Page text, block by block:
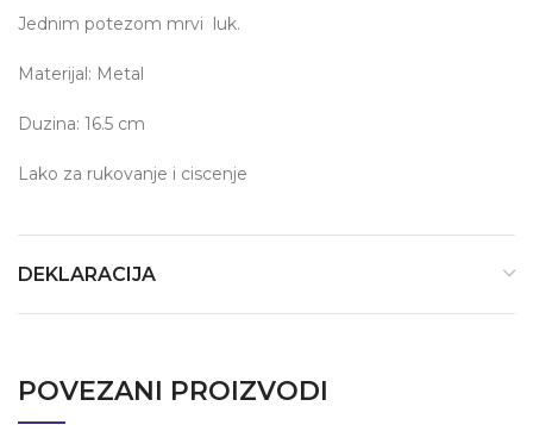
Jednim potezom mrvi luk.
Materijal: Metal
Duzina: 16.5 cm
Lako za rukovanje i ciscenje
DEKLARACIJA
POVEZANI PROIZVODI